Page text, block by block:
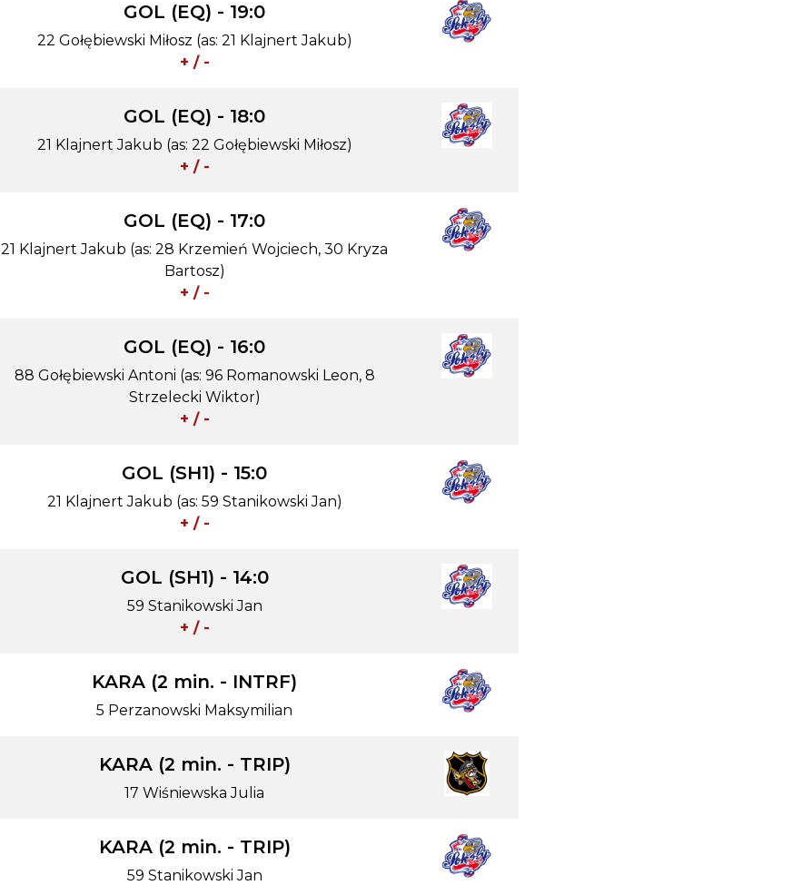
GOL (EQ) - 19:0
22 Gołębiewski Miłosz (as: 21 Klajnert Jakub)
+ / -
GOL (EQ) - 18:0
21 Klajnert Jakub (as: 22 Gołębiewski Miłosz)
+ / -
GOL (EQ) - 17:0
21 Klajnert Jakub (as: 28 Krzemień Wojciech, 30 Kryza
Bartosz)
+ / -
GOL (EQ) - 16:0
88 Gołębiewski Antoni (as: 96 Romanowski Leon, 8
Strzelecki Wiktor)
+ / -
GOL (SH1) - 15:0
21 Klajnert Jakub (as: 59 Stanikowski Jan)
+ / -
GOL (SH1) - 14:0
59 Stanikowski Jan
+ / -
KARA (2 min. - INTRF)
5 Perzanowski Maksymilian
KARA (2 min. - TRIP)
17 Wiśniewska Julia
KARA (2 min. - TRIP)
59 Stanikowski Jan